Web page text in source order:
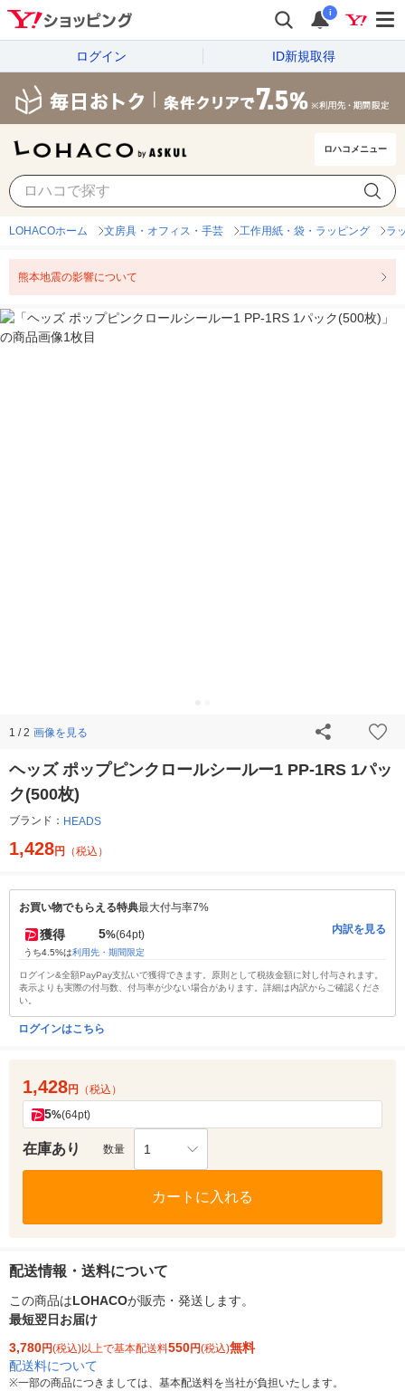
i
ログイン ID新規取得
ロハコメニュー
LOHACOホーム 文房具・オフィス・手芸 工作用紙・袋・ラッピング ラ
熊本地震の影響について
1 / 2 画像を見る
ヘッズ ポップピンクロールシールー1 PP-1RS 1パッ
ク(500枚)
ブランド： HEADS
1,428円 （税込）
お買い物でもらえる特典最大付与率7%
獲得 5%(64pt)
うち4.5%は利用先・期間限定
内訳を見る
ログイン&全額PayPay支払いで獲得できます。原則として税抜金額に対し付与されます。
表示よりも実際の付与数、付与率が少ない場合があります。詳細は内訳からご確認くださ
い。
ログインはこちら
1,428円 （税込）
5%(64pt)
在庫あり 数量 1
カートに入れる
配送情報・送料について
この商品はLOHACOが販売・発送します。
最短翌日お届け
3,780円(税込)以上で基本配送料550円(税込)無料
配送料について
※一部の商品につきましては、基本配送料を当社が負担いたします。